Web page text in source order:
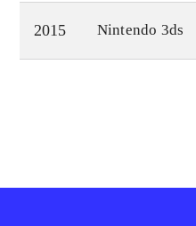
2015 Nintendo 3ds